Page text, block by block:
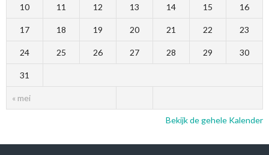
« mei
10 11 12 13 14 15 16
17 18 19 20 21 22 23
24 25 26 27 28 29 30
31
Bekijk de gehele Kalender